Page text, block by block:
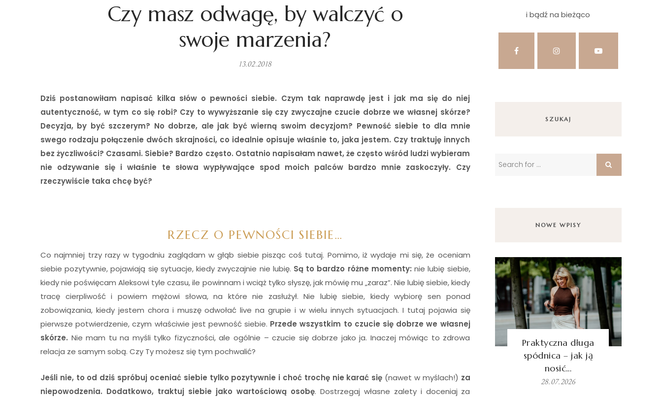
Czy masz odwagę, by walczyć o
swoje marzenia?
13.02.2018
Dziś postanowiłam napisać kilka słów o pewności siebie. Czym tak naprawdę jest i jak ma się do niej
autentyczność, w tym co się robi? Czy to wywyższanie się czy zwyczajne czucie dobrze we własnej skórze?
Decyzja, by być szczerym? No dobrze, ale jak być wierną swoim decyzjom? Pewność siebie to dla mnie
swego rodzaju połączenie dwóch skrajności, co idealnie opisuje właśnie to, jaka jestem. Czy traktuję innych
bez życzliwości? Czasami. Siebie? Bardzo często. Ostatnio napisałam nawet, że często wśród ludzi wybieram
nie odzywanie się i właśnie te słowa wypływające spod moich palców bardzo mnie zaskoczyły. Czy
rzeczywiście taka chcę być?
RZECZ O PEWNOŚCI SIEBIE…
Co najmniej trzy razy w tygodniu zaglądam w głąb siebie pisząc coś tutaj. Pomimo, iż wydaje mi się, że oceniam
siebie pozytywnie, pojawiają się sytuacje, kiedy zwyczajnie nie lubię. Są to bardzo różne momenty: nie lubię siebie,
kiedy nie poświęcam Aleksowi tyle czasu, ile powinnam i wciąż tylko słyszę, jak mówię mu „zaraz”. Nie lubię siebie, kiedy
tracę cierpliwość i powiem mężowi słowa, na które nie zasłużył. Nie lubię siebie, kiedy wybiorę sen ponad
zobowiązania, kiedy jestem chora i muszę odwołać live na grupie i w wielu innych sytuacjach. I tutaj pojawia się
pierwsze potwierdzenie, czym właściwie jest pewność siebie. Przede wszystkim to czucie się dobrze we własnej
skórze. Nie mam tu na myśli tylko fizyczności, ale ogólnie – czucie się dobrze jako ja. Inaczej mówiąc to zdrowa
relacja ze samym sobą. Czy Ty możesz się tym pochwalić?
Jeśli nie, to od dziś spróbuj oceniać siebie tylko pozytywnie i choć trochę nie karać się (nawet w myślach!) za
niepowodzenia. Dodatkowo, traktuj siebie jako wartościową osobę. Dostrzegaj własne zalety i doceniaj za
i bądź na bieżąco
SZUKAJ
NOWE WPISY
Praktyczna długa
spódnica – jak ją
nosić…
28.07.2026